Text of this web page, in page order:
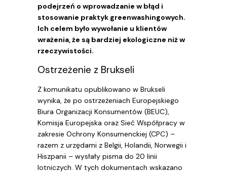
podejrzeń o wprowadzanie w błąd i
stosowanie praktyk greenwashingowych.
Ich celem było wywołanie u klientów
wrażenia, że są bardziej ekologiczne niż w
rzeczywistości.
Ostrzeżenie z Brukseli
Z komunikatu opublikowano w Brukseli
wynika, że po ostrzeżeniach Europejskiego
Biura Organizacji Konsumentów (BEUC),
Komisja Europejska oraz Sieć Współpracy w
zakresie Ochrony Konsumenckiej (CPC) –
razem z urzędami z Belgii, Holandii, Norwegii i
Hiszpanii – wysłały pisma do 20 linii
lotniczych. W tych dokumentach wskazano